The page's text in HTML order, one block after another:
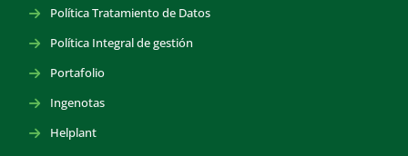
Política Tratamiento de Datos
Política Integral de gestión
Portafolio
Ingenotas
Helplant